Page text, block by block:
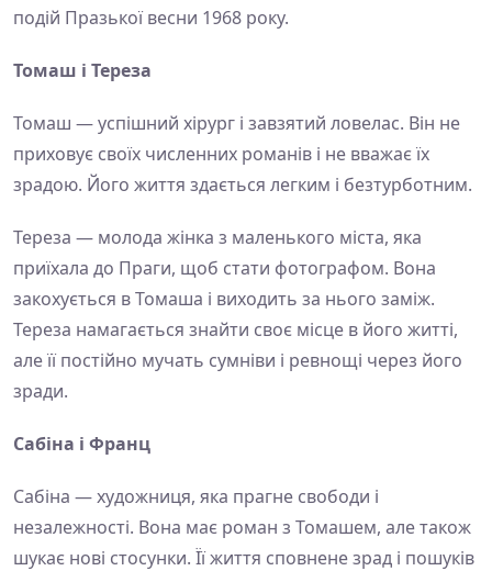
подій Празької весни 1968 року.
Томаш і Тереза
Томаш — успішний хірург і завзятий ловелас. Він не
приховує своїх численних романів і не вважає їх
зрадою. Його життя здається легким і безтурботним.
Тереза — молода жінка з маленького міста, яка
приїхала до Праги, щоб стати фотографом. Вона
закохується в Томаша і виходить за нього заміж.
Тереза намагається знайти своє місце в його житті,
але її постійно мучать сумніви і ревнощі через його
зради.
Сабіна і Франц
Сабіна — художниця, яка прагне свободи і
незалежності. Вона має роман з Томашем, але також
шукає нові стосунки. Її життя сповнене зрад і пошуків